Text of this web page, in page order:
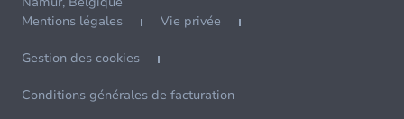
Mentions légales
Vie privée
Gestion des cookies
Conditions générales de facturation